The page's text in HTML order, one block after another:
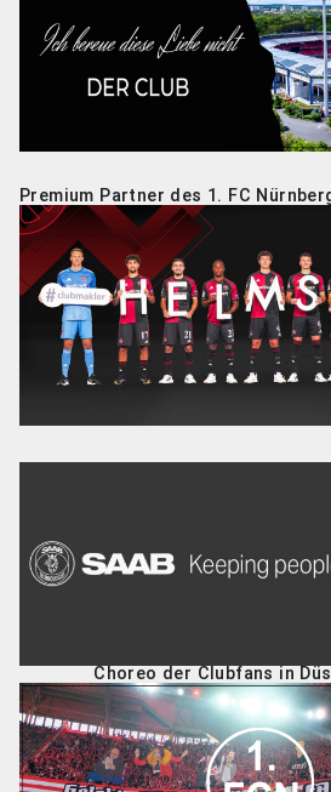
Premium Partner des 1. FC
Choreo der Clubfans in